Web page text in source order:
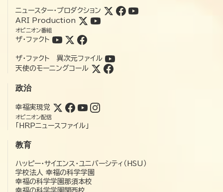
ニュースター・プロダクション
ARI Production
オピニオン番組
ザ・ファクト
ザ・ファクト 異次元ファイル
天使のモーニングコール
政治
幸福実現党
オピニオン配信
「HRPニュースファイル」
教育
ハッピー・サイエンス・ユニバーシティ（HSU）
学校法人 幸福の科学学園
幸福の科学学園那須本校
幸福の科学学園関西校